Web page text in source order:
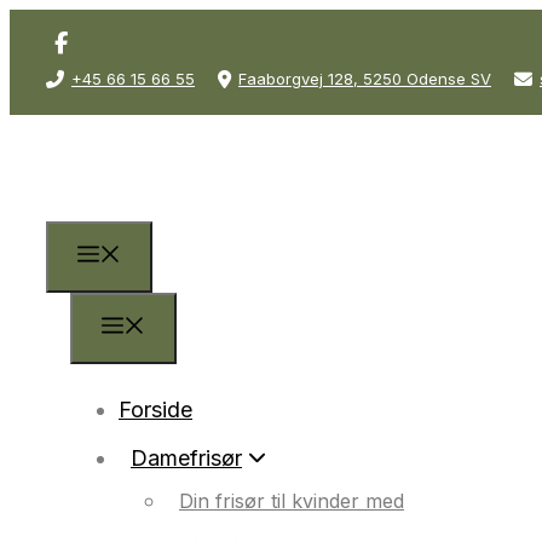
+45 66 15 66 55 Faaborgvej 128, 5250 Odense SV
Forside
Damefrisør
Din frisør til kvinder med